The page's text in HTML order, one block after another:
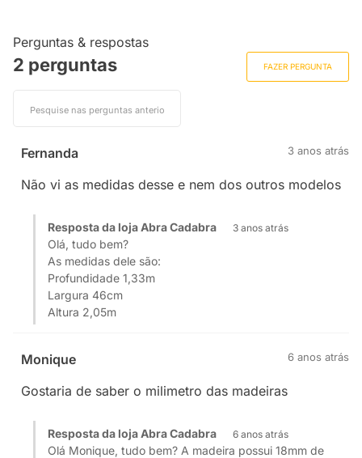
Perguntas & respostas
2 perguntas FAZER PERGUNTA
Fernanda 3 anos atrás
Não vi as medidas desse e nem dos outros modelos
Resposta da loja Abra Cadabra 3 anos atrás
Olá, tudo bem?
As medidas dele são:
Profundidade 1,33m
Largura 46cm
Altura 2,05m
Monique 6 anos atrás
Gostaria de saber o milimetro das madeiras
Resposta da loja Abra Cadabra 6 anos atrás
Olá Monique, tudo bem? A madeira possui 18mm de